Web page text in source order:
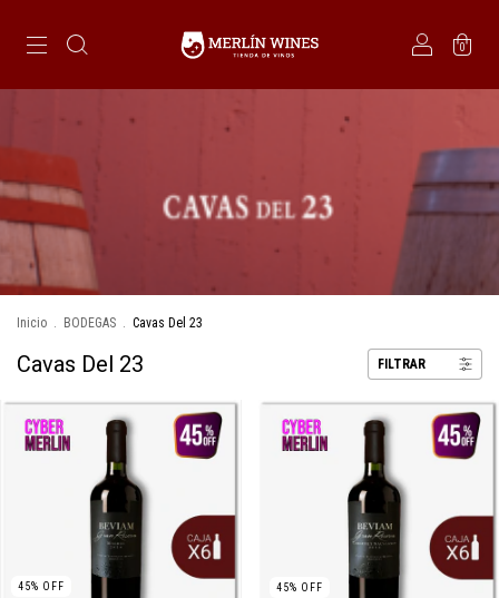
0
Inicio . BODEGAS . Cavas Del 23
Cavas Del 23 FILTRAR
45% OFF 45% OFF